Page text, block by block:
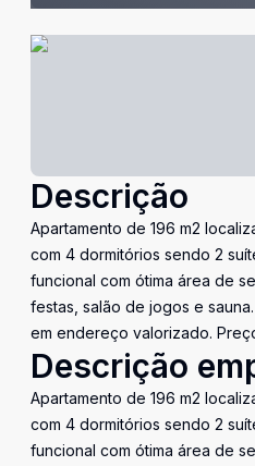
Descrição
Apartamento de 196 m2
com 4 dormitórios sendo 2
funcional com ótima área de
festas, salão de jogos e
em endereço valorizado.
Descrição
Apartamento de 196 m2
com 4 dormitórios sendo 2
funcional com ótima área de